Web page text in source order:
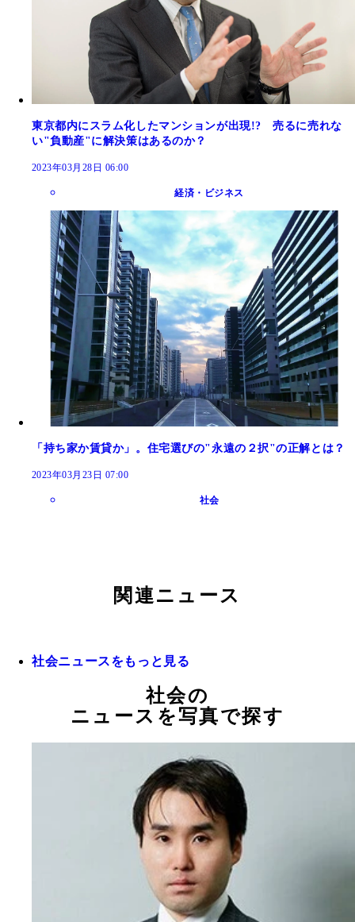
東京都内にスラム化したマンションが出現!? 売るに売れな
い"負動産"に解決策はあるのか？
2023年03月28日 06:00
経済・ビジネス
「持ち家か賃貸か」。住宅選びの"永遠の２択"の正解とは？
2023年03月23日 07:00
社会
関連ニュース
社会ニュースをもっと見る
社会の
ニュースを写真で探す